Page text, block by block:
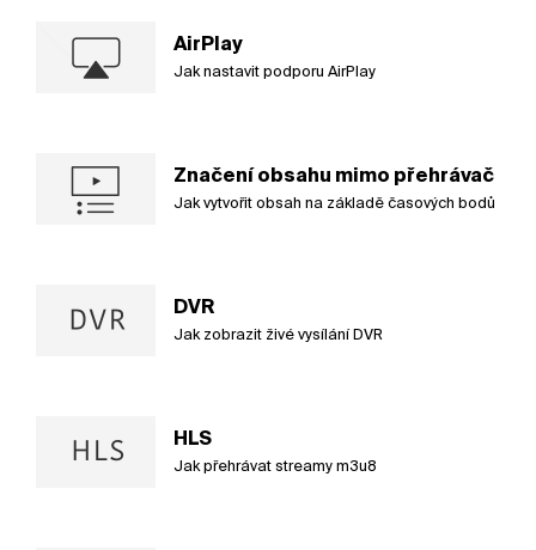
AirPlay
Jak nastavit podporu AirPlay
Značení obsahu mimo přehrávač
Jak vytvořit obsah na základě časových bodů
DVR
Jak zobrazit živé vysílání DVR
HLS
Jak přehrávat streamy m3u8